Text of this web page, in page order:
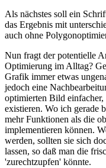
Als nächstes soll ein
das Ergebnis mit
auch ohne
Nun fragt der potentielle
Optimierung im Alltag?
Grafik immer etwas
jedoch eine
optimierten Bild
existieren. Wo ich gerade
mehr Funktionen als die
implementieren können.
werden, sollten sie sich
lassen, so daß man die
'zurechtzupfen' könnte.